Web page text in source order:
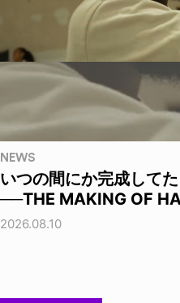
NEWS
いつの間にか完成してた
──THE MAKING OF
2026.08.10